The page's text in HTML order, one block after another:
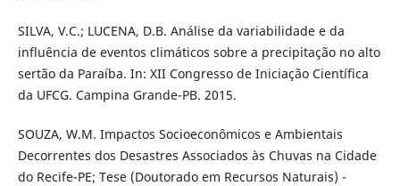
SILVA, V.C.; LUCENA, D.B. Análise da variabilidade e da
influência de eventos climáticos sobre a precipitação no alto
sertão da Paraíba. In: XII Congresso de Iniciação Científica
da UFCG. Campina Grande-PB. 2015.
SOUZA, W.M. Impactos Socioeconômicos e Ambientais
Decorrentes dos Desastres Associados às Chuvas na Cidade
do Recife-PE; Tese (Doutorado em Recursos Naturais) -